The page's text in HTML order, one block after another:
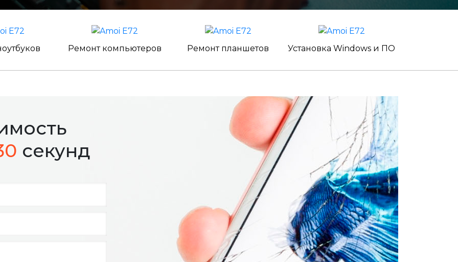
Ремонт компьютеров Ремонт планшетов Установка Windows и ПО
секунд